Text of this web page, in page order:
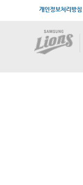
개인정보처리방침